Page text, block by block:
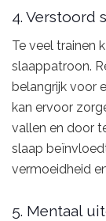
4. Verstoord
Te veel trainen
slaappatroon.
belangrijk voor
kan ervoor
vallen en door
slaap
vermoeidheid
5. Mentaal